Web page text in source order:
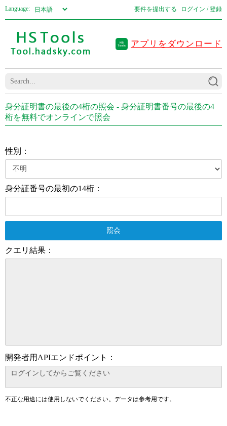
Language: 要件を提出する ログイン / 登録
アプリをダウンロード
身分証明書の最後の4桁の照会 - 身分証明書番号の最後の4
桁を無料でオンラインで照会
性別：
身分証番号の最初の14桁：
照会
クエリ結果：
開発者用APIエンドポイント：
不正な用途には使用しないでください。データは参考用です。